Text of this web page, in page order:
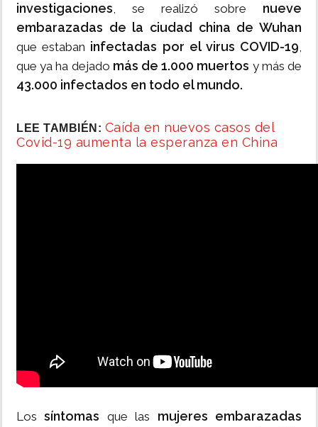
investigaciones, se realizó sobre nueve
embarazadas de la ciudad china de Wuhan
que estaban infectadas por el virus COVID-19,
que ya ha dejado más de 1.000 muertos y más de
43.000 infectados en todo el mundo.
LEE TAMBIÉN: Caída en nuevos casos del
Covid-19 aumenta la esperanza en China
Lossíntomas que las mujeres embarazadas